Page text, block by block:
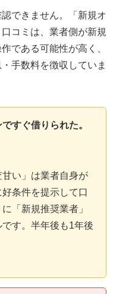
できません。「新規オ
コミは、業者側が新規
である可能性が高く、
手数料を徴収していま
すぐ借りられた。
甘い」は業者自身が
条件を提示して口
「新規推奨業者」
す。半年後も1年後